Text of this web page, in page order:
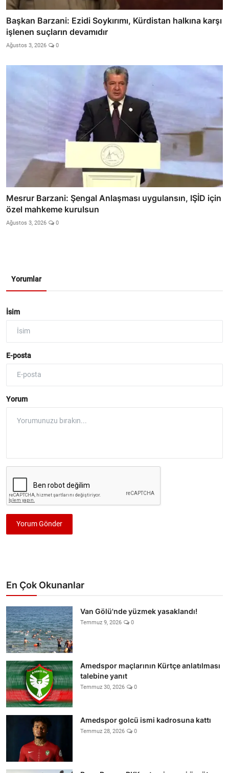
Başkan Barzani: Ezidi Soykırımı, Kürdistan halkına karşı
işlenen suçların devamıdır
Ağustos 3, 2026 0
Mesrur Barzani: Şengal Anlaşması uygulansın, IŞİD için
özel mahkeme kurulsun
Ağustos 3, 2026 0
Yorumlar
İsim
E-posta
Yorum
Yorum Gönder
En Çok Okunanlar
Van Gölü'nde yüzmek yasaklandı!
Temmuz 9, 2026 0
Amedspor maçlarının Kürtçe anlatılması
talebine yanıt
Temmuz 30, 2026 0
Amedspor golcü ismi kadrosuna kattı
Temmuz 28, 2026 0